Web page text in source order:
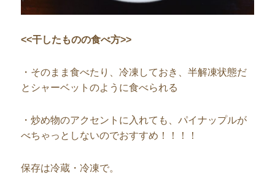
<<干したものの食べ方>>
・そのまま食べたり、冷凍しておき、半解凍状態だ
とシャーベットのように食べられる
・炒め物のアクセントに入れても、パイナップルが
べちゃっとしないのでおすすめ！！！！
保存は冷蔵・冷凍で。